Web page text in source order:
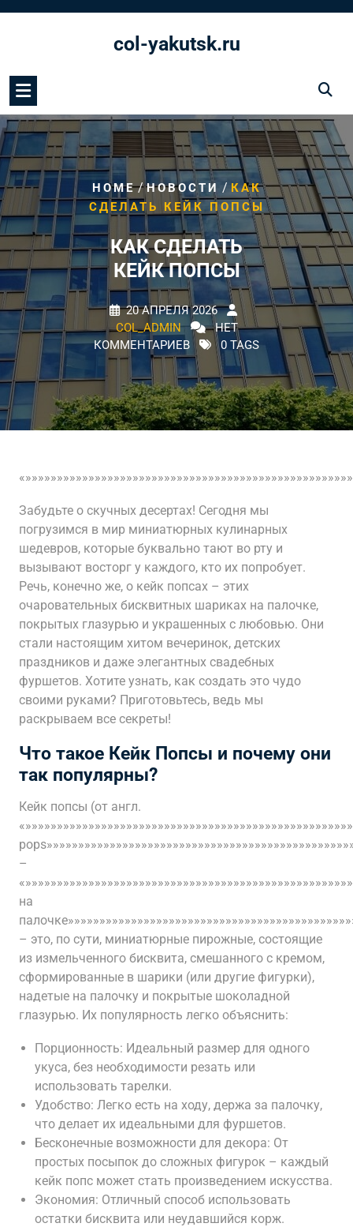
col-yakutsk.ru
HOME/НОВОСТИ /КАК
СДЕЛАТЬ КЕЙК ПОПСЫ
КАК СДЕЛАТЬ
КЕЙК ПОПСЫ
20 АПРЕЛЯ 2026
COL_ADMIN
НЕТ
КОММЕНТАРИЕВ
0 TAGS
Забудьте о скучных десертах! Сегодня мы
погрузимся в мир миниатюрных кулинарных
шедевров, которые буквально тают во рту и
вызывают восторг у каждого, кто их попробует.
Речь, конечно же, о кейк попсах – этих
очаровательных бисквитных шариках на палочке,
покрытых глазурью и украшенных с любовью. Они
стали настоящим хитом вечеринок, детских
праздников и даже элегантных свадебных
фуршетов. Хотите узнать, как создать это чудо
своими руками? Приготовьтесь, ведь мы
раскрываем все секреты!
Что такое Кейк Попсы и почему они
так популярны?
Кейк попсы (от англ.
–
на
– это, по сути, миниатюрные пирожные, состоящие
из измельченного бисквита, смешанного с кремом,
сформированные в шарики (или другие фигурки),
надетые на палочку и покрытые шоколадной
глазурью. Их популярность легко объяснить:
Порционность: Идеальный размер для одного
укуса, без необходимости резать или
использовать тарелки.
Удобство: Легко есть на ходу, держа за палочку,
что делает их идеальными для фуршетов.
Бесконечные возможности для декора: От
простых посыпок до сложных фигурок – каждый
кейк попс может стать произведением искусства.
Экономия: Отличный способ использовать
остатки бисквита или неудавшийся корж.